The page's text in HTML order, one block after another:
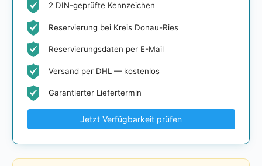
2 DIN-geprüfte Kennzeichen
Reservierung bei Kreis Donau-Ries
Reservierungsdaten per E-Mail
Versand per DHL — kostenlos
Garantierter Liefertermin
Jetzt Verfügbarkeit prüfen